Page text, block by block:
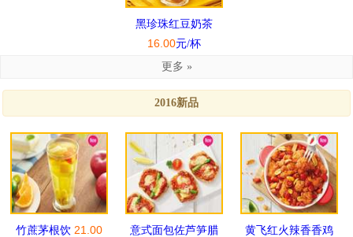
黑珍珠红豆奶茶
16.00元/杯
更多 »
2016新品
竹蔗茅根饮 21.00
意式面包佐芦笋腊
黄飞红火辣香香鸡